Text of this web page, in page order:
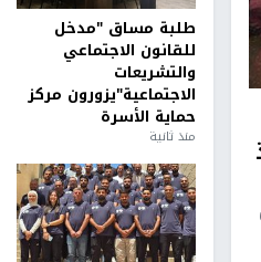
طلبة مساق "مدخل
للقانون الاجتماعي
والتشريعات
الاجتماعية"يزورون مركز
حماية الأسرة
منذ ثانية